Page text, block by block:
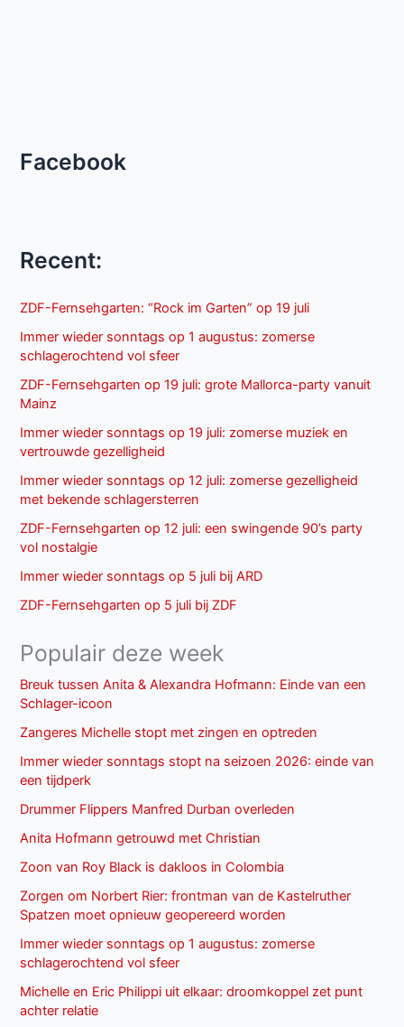
Facebook
Recent:
ZDF-Fernsehgarten: “Rock im Garten” op 19 juli
Immer wieder sonntags op 1 augustus: zomerse
schlagerochtend vol sfeer
ZDF-Fernsehgarten op 19 juli: grote Mallorca-party vanuit
Mainz
Immer wieder sonntags op 19 juli: zomerse muziek en
vertrouwde gezelligheid
Immer wieder sonntags op 12 juli: zomerse gezelligheid
met bekende schlagersterren
ZDF-Fernsehgarten op 12 juli: een swingende 90’s party
vol nostalgie
Immer wieder sonntags op 5 juli bij ARD
ZDF-Fernsehgarten op 5 juli bij ZDF
Populair deze week
Breuk tussen Anita & Alexandra Hofmann: Einde van een
Schlager-icoon
Zangeres Michelle stopt met zingen en optreden
Immer wieder sonntags stopt na seizoen 2026: einde van
een tijdperk
Drummer Flippers Manfred Durban overleden
Anita Hofmann getrouwd met Christian
Zoon van Roy Black is dakloos in Colombia
Zorgen om Norbert Rier: frontman van de Kastelruther
Spatzen moet opnieuw geopereerd worden
Immer wieder sonntags op 1 augustus: zomerse
schlagerochtend vol sfeer
Michelle en Eric Philippi uit elkaar: droomkoppel zet punt
achter relatie